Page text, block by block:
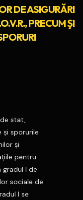
DE ASIGURĂRI
PRECUM ŞI
stat,
şi sporurile
şi
pentru
I de
sociale de
I se